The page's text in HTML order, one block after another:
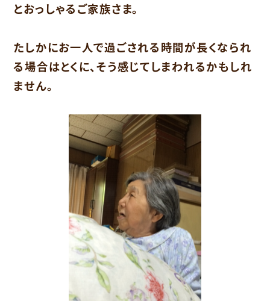
とおっしゃるご家族さま。
たしかにお一人で過ごされる時間が長くなられ
る場合はとくに、そう感じてしまわれるかもしれ
ません。